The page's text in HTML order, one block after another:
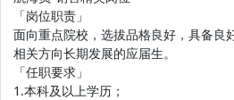
「岗位职责」
面向重点院校，选拔品格良好，具备良
相关方向长期发展的应届生。
「任职要求」
1.本科及以上学历；